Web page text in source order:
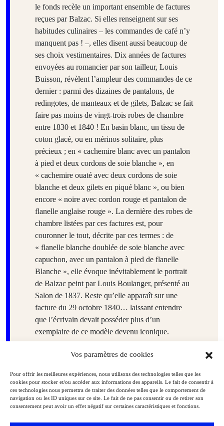
Vos paramètres de cookies
Pour offrir les meilleures expériences, nous utilisons des technologies telles que les
cookies pour stocker et/ou accéder aux informations des appareils. Le fait de consentir à
ces technologies nous permettra de traiter des données telles que le comportement de
navigation ou les ID uniques sur ce site. Le fait de ne pas consentir ou de retirer son
consentement peut avoir un effet négatif sur certaines caractéristiques et fonctions.
le fonds recèle un important ensemble de factures
reçues par Balzac. Si elles renseignent sur ses
habitudes culinaires – les commandes de café n’y
manquent pas ! –, elles disent aussi beaucoup de
ses choix vestimentaires. Dix années de factures
envoyées au romancier par son tailleur, Louis
Buisson, révèlent l’ampleur des commandes de ce
dernier : parmi des dizaines de pantalons, de
redingotes, de manteaux et de gilets, Balzac se fait
faire pas moins de vingt-trois robes de chambre
entre 1830 et 1840 ! En basin blanc, un tissu de
coton glacé, ou en mérinos solitaire, plus
précieux ; en « cachemire blanc avec un pantalon
à pied et deux cordons de soie blanche », en
« cachemire ouaté avec deux cordons de soie
blanche et deux gilets en piqué blanc », ou bien
encore « noire avec cordon rouge et pantalon de
flanelle anglaise rouge ». La dernière des robes de
chambre listées par ces factures est, pour
couronner le tout, décrite par ces termes : de
« flanelle blanche doublée de soie blanche avec
capuchon, avec un pantalon à pied de flanelle
Blanche », elle évoque inévitablement le portrait
de Balzac peint par Louis Boulanger, présenté au
Salon de 1837. Reste qu’elle apparaît sur une
facture du 29 octobre 1840… laissant entendre
que l’écrivain devait posséder plus d’un
exemplaire de ce modèle devenu iconique.
Couture / sculpture